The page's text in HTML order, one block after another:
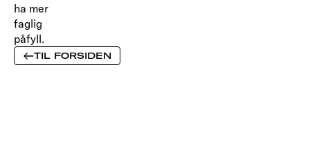
ha mer
faglig
påfyll.
TIL FORSIDEN